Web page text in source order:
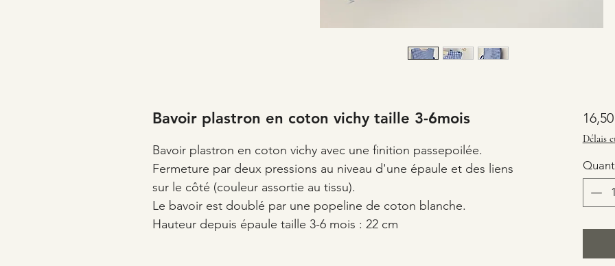
Bavoir plastron en coton vichy taille 3-6mois
Bavoir plastron en coton vichy avec une finition passepoilée.
Fermeture par deux pressions au niveau d'une épaule et des liens
sur le côté (couleur assortie au tissu).
Le bavoir est doublé par une popeline de coton blanche.
Hauteur depuis épaule taille 3-6 mois : 22 cm
Délais